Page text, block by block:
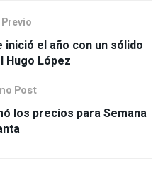
inició el año con un sólido
Hugo López
Post
los precios para Semana